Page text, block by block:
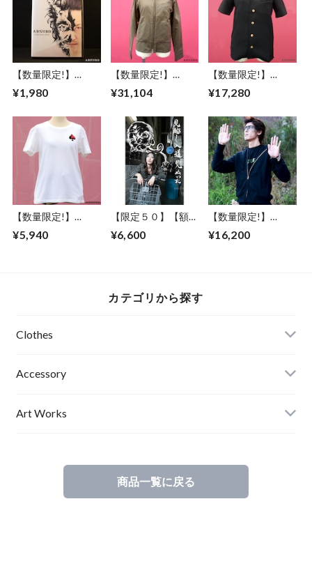
【数量限定!】
Collection2014 （復
ミニ写真集 音楽 CD
道路標識 妖怪
¥1,980
【数量限定!】
カーキ KHAKI レデ
サード THUNDR
BOLT（K）
¥31,104
【数量限定!】
ツ 縮緬 開襟襟 斜め
ド MYMLAN（B）
¥17,280
【数量限定!】
オリジナルプリント
¥5,940
【限定５０】【額セ
ートポスター【Bike
越し入道 エディシ
¥6,600
【数量限定!】
前開き 龍 ガンメタ
¥16,200
カテゴリから探す
Clothes
Mens
Ladies
Accessory
Art Works
商品一覧に戻る